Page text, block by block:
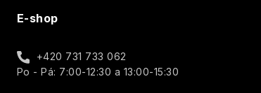
E-shop
+420 731 733 062
Po - Pá: 7:00-12:30 a 13:00-15:30